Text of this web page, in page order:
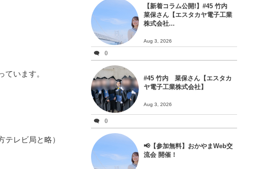
います。
レビ局と略）
【新着コラム公開!】#45 竹内
菜保さん【エスタカヤ電子工業
株式会社...
Aug 3, 2026
0
#45 竹内 菜保さん【エスタカ
ヤ電子工業株式会社】
Aug 3, 2026
0
📢【参加無料】おかやまWeb交
流会 開催！